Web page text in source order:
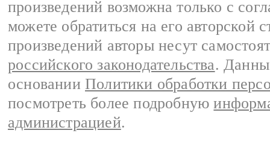
произведений возможна только с
можете обратиться на его авторской
произведений авторы несут
российского законодательства.
основании Политики обработки
посмотреть более подробную
администрацией.